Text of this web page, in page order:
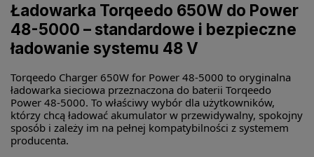
Ładowarka Torqeedo 650W do Power
48-5000 – standardowe i bezpieczne
ładowanie systemu 48 V
Torqeedo Charger 650W for Power 48-5000 to oryginalna
ładowarka sieciowa przeznaczona do baterii Torqeedo
Power 48-5000. To właściwy wybór dla użytkowników,
którzy chcą ładować akumulator w przewidywalny, spokojny
sposób i zależy im na pełnej kompatybilności z systemem
producenta.